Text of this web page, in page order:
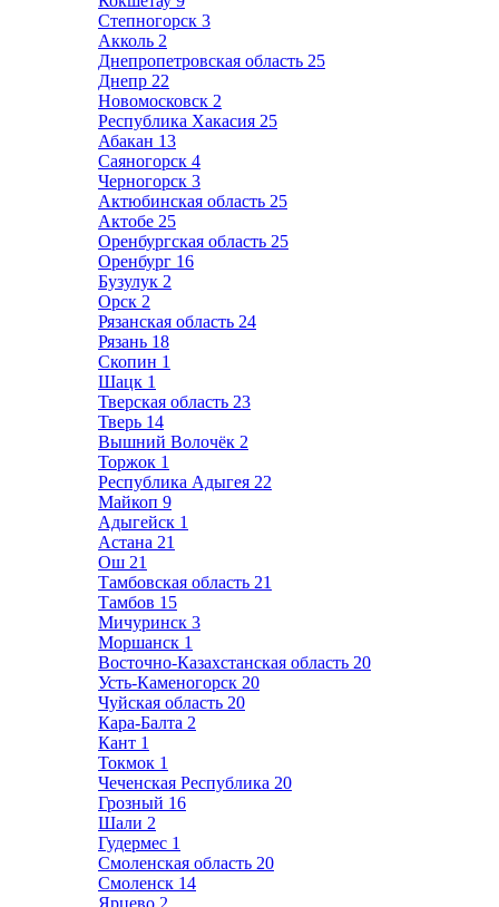
Степногорск 3
Акколь 2
Днепропетровская область 25
Днепр 22
Новомосковск 2
Республика Хакасия 25
Абакан 13
Саяногорск 4
Черногорск 3
Актюбинская область 25
Актобе 25
Оренбургская область 25
Оренбург 16
Бузулук 2
Орск 2
Рязанская область 24
Рязань 18
Скопин 1
Шацк 1
Тверская область 23
Тверь 14
Вышний Волочёк 2
Торжок 1
Республика Адыгея 22
Майкоп 9
Адыгейск 1
Астана 21
Ош 21
Тамбовская область 21
Тамбов 15
Мичуринск 3
Моршанск 1
Восточно-Казахстанская область 20
Усть-Каменогорск 20
Чуйская область 20
Кара-Балта 2
Кант 1
Токмок 1
Чеченская Республика 20
Грозный 16
Шали 2
Гудермес 1
Смоленская область 20
Смоленск 14
Ярцево 2